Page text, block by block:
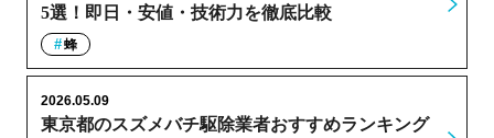
5選！即日・安値・技術力を徹底比較
蜂
東京都のスズメバチ駆除業者おすすめランキング
2026.05.09